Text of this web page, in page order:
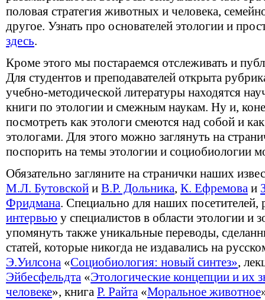
половая стратегия животных и человека,
другое. Узнать про основателей этологии и
здесь.
Кроме этого мы постараемся отслеживать и
Для студентов и преподавателей открыта
учебно-методической литературы находятся
книги по этологии и смежным наукам. Ну и,
посмотреть как этологи смеются над собой и
этологами. Для этого можно заглянуть на
поспорить на темы этологии и социобиологии
Обязательно загляните на странички наших
М.Л. Бутовской и В.Р. Дольника, К. Ефремова и
Фридмана. Специально для наших посетителей,
интервью у специалистов в области этологии и
упомянуть также уникальные переводы,
статей, которые никогда не издавались на
Э.Уилсона «Социобиология: новый синтез»,
Эйбесфельдта «Этологические концепции и их
человеке», книга Р. Райта «Моральное животное